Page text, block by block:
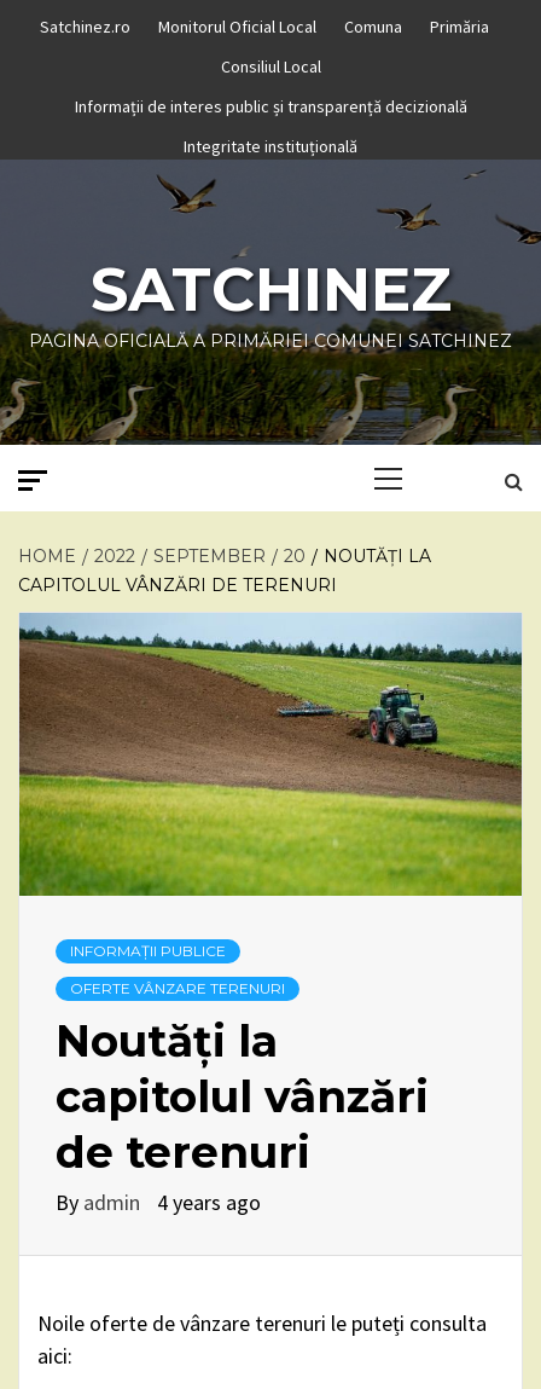
Satchinez.ro Monitorul Oficial Local Comuna
Primăria
Consiliul Local
Informații de interes public și transparență decizională
Integritate instituțională
SATCHINEZ
PAGINA OFICIALĂ A PRIMĂRIEI COMUNEI SATCHINEZ
HOME 2022 SEPTEMBER 20
NOUTĂȚI LA
CAPITOLUL VÂNZĂRI DE TERENURI
INFORMAȚII PUBLICE
OFERTE VÂNZARE TERENURI
Noutăți la
capitolul vânzări
de terenuri
By admin 4 years ago
Noile oferte de vânzare terenuri le puteți consulta
aici: